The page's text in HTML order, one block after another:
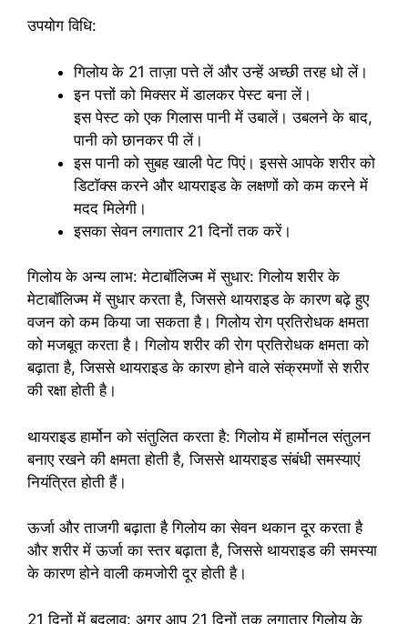
उपयोग विधि:
गिलोय के 21 ताज़ा पत्ते लें और उन्हें अच्छी तरह धो लें।
इन पत्तों को मिक्सर में डालकर पेस्ट बना लें।
इस पेस्ट को एक गिलास पानी में उबालें। उबलने के बाद,
पानी को छानकर पी लें।
इस पानी को सुबह खाली पेट पिएं। इससे आपके शरीर को
डिटॉक्स करने और थायराइड के लक्षणों को कम करने में
मदद मिलेगी।
इसका सेवन लगातार 21 दिनों तक करें।
गिलोय के अन्य लाभ: मेटाबॉलिज्म में सुधार: गिलोय शरीर के
मेटाबॉलिज्म में सुधार करता है, जिससे थायराइड के कारण बढ़े हुए
वजन को कम किया जा सकता है। गिलोय रोग प्रतिरोधक क्षमता
को मजबूत करता है। गिलोय शरीर की रोग प्रतिरोधक क्षमता को
बढ़ाता है, जिससे थायराइड के कारण होने वाले संक्रमणों से शरीर
की रक्षा होती है।
थायराइड हार्मोन को संतुलित करता है: गिलोय में हार्मोनल संतुलन
बनाए रखने की क्षमता होती है, जिससे थायराइड संबंधी समस्याएं
नियंत्रित होती हैं।
ऊर्जा और ताजगी बढ़ाता है गिलोय का सेवन थकान दूर करता है
और शरीर में ऊर्जा का स्तर बढ़ाता है, जिससे थायराइड की समस्या
के कारण होने वाली कमजोरी दूर होती है।
21 दिनों में बदलाव: अगर आप 21 दिनों तक लगातार गिलोय के